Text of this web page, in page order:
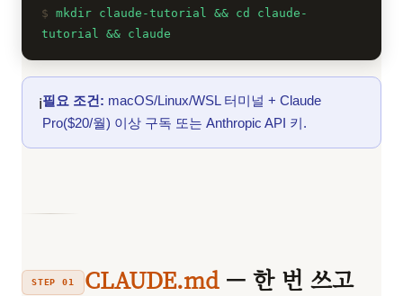
mkdir claude-tutorial && cd claude-
tutorial && claude
ℹ️필요 조건: macOS/Linux/WSL 터미널 + Claude
Pro($20/월) 이상 구독 또는 Anthropic API 키.
STEP 01 CLAUDE.md— 한 번 쓰고